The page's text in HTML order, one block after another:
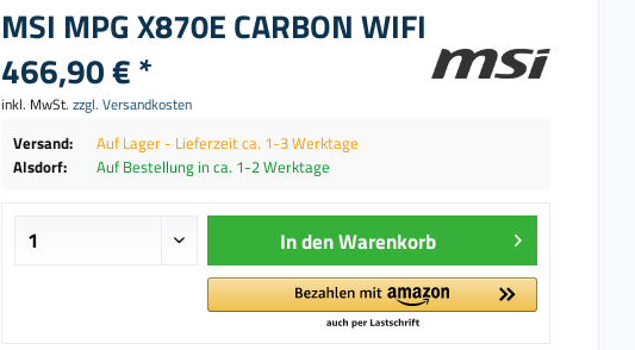
MSI MPG X870E CARBON WIFI
466,90 € *
inkl. MwSt. zzgl. Versandkosten
Versand:
Auf Lager - Lieferzeit ca. 1-3 Werktage
Alsdorf:
Auf Bestellung in ca. 1-2 Werktage
In denWarenkorb